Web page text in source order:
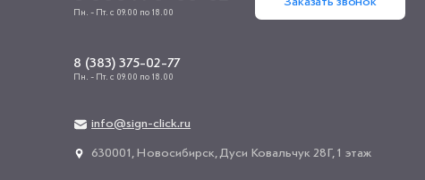
Пн. - Пт. с 09.00 по 18.00
8 (383) 375-02-77
Пн. - Пт. с 09.00 по 18.00
info@sign-click.ru
​630001, Новосибирск, Дуси Ковальчук 28Г, 1 этаж